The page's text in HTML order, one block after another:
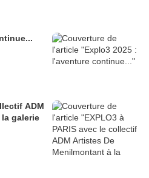
ADM
galerie